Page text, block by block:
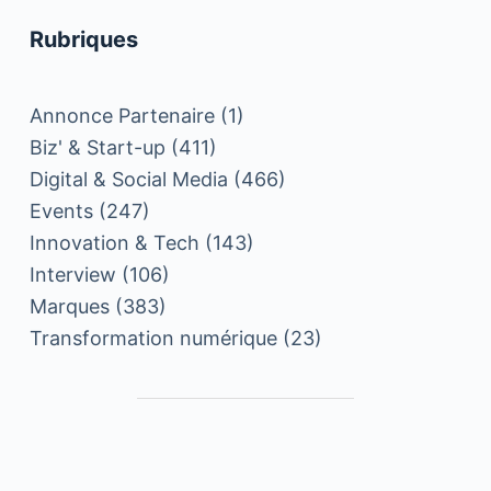
Rubriques
Annonce Partenaire(1)
Biz' & Start-up (411)
Digital & Social Media (466)
Events(247)
Innovation & Tech (143)
Interview (106)
Marques(383)
Transformation numérique(23)